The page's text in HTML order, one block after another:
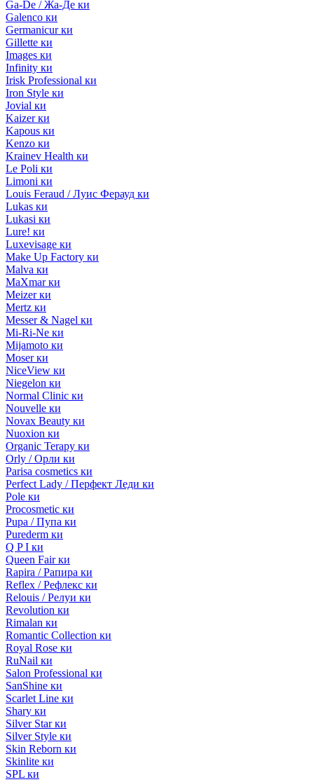
Ga-De / Жа-Де ки
Galenco ки
Germanicur ки
Gillette ки
Images ки
Infinity ки
Irisk Professional ки
Iron Style ки
Jovial ки
Kaizer ки
Kapous ки
Kenzo ки
Krainev Health ки
Le Poli ки
Limoni ки
Louis Feraud / Луис Ферауд ки
Lukas ки
Lukasi ки
Lure! ки
Luxevisage ки
Make Up Factory ки
Malva ки
MaXmar ки
Meizer ки
Mertz ки
Messer & Nagel ки
Mi-Ri-Ne ки
Mijamoto ки
Moser ки
NiceView ки
Niegelon ки
Normal Clinic ки
Nouvelle ки
Novax Beauty ки
Nuoxion ки
Organic Terapy ки
Orly / Орли ки
Parisa cosmetics ки
Perfect Lady / Перфект Леди ки
Pole ки
Procosmetic ки
Pupa / Пупа ки
Purederm ки
Q P I ки
Queen Fair ки
Rapira / Рапира ки
Reflex / Рефлекс ки
Relouis / Релуи ки
Revolution ки
Rimalan ки
Romantic Collection ки
Royal Rose ки
RuNail ки
Salon Professional ки
SanShine ки
Scarlet Line ки
Shary ки
Silver Star ки
Silver Style ки
Skin Reborn ки
Skinlite ки
SPL ки